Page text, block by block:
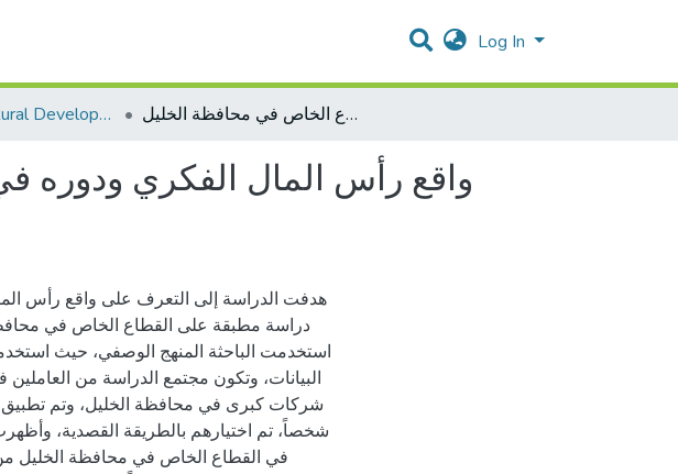
Log In
Sustainable Rural Development التنمية الريفية المستدامة واقع رأس المال الفكري ودوره في تحقيق الابتكار في القطاع الخاص في محافظة الخليل
واقع رأس المال الفكري ودوره
هدفت الدراسة إلى التعرف على واقع رأس
دراسة مطبقة على القطاع الخاص في
استخدمت الباحثة المنهج الوصفي، حيث
شخصاً، تم اختيارهم بالطريقة القصدية،
في القطاع الخاص في محافظة الخليل